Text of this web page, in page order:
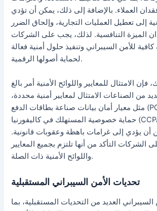
وفقدان العملاء. بالإضافة إلى ذلك، يمكن أن تؤدي
إلى تعطيل العمليات التجارية، وإلحاق الضرر
الميزة التنافسية. لذلك، يجب على الشركات
للأمن السيبراني وتنفيذ حلول أمنية فعالة
لحماية أصولها الرقمية.
فإن الامتثال للمعايير واللوائح الأمنية أمر بالغ
من الصناعات الامتثال لمعايير أمنية محددة،
مثل معيار أمان بيانات صناعة بطاقات الدفع (PCI DSS) وقانون
حماية خصوصية المستهلك في كاليفورنيا (CCPA). عدم الامتثال
أن يؤدي إلى غرامات باهظة وعقوبات قانونية.
الشركات التأكد من أنها تلتزم بجميع المعايير
واللوائح الأمنية ذات الصلة.
تحديات الأمن السيبراني المستقبلية
العديد من التحديات المستقبلية، بما